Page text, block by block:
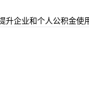
企业和个人公积金使